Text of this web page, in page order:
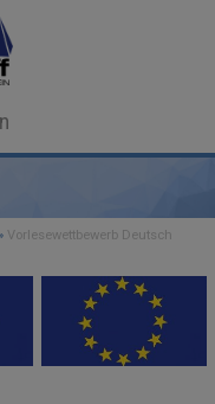
» Vorlesewettbewerb Deutsch